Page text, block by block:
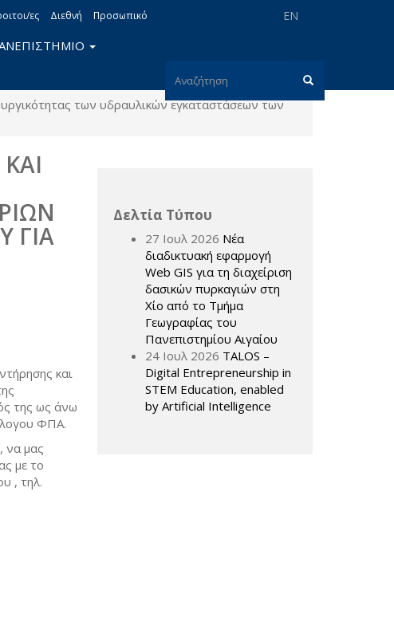
EN
ες Διεθνή Προσωπικό
Φόρμα
αναζήτησης
Αναζήτηση
των υδραυλικών εγκαταστάσεων των
ΓΙΑ
και
της ως άνω
ΦΠΑ.
να μας
με το
, τηλ.
e-mail)
Δελτία Τύπου
27 Ιουλ 2026 Νέα
διαδικτυακή εφαρμογή
Web GIS για τη διαχείριση
δασικών πυρκαγιών στη
Χίο από το Τμήμα
Γεωγραφίας του
Πανεπιστημίου Αιγαίου
24 Ιουλ 2026 TALOS –
Digital Entrepreneurship in
STEM Education, enabled
by Artificial Intelligence